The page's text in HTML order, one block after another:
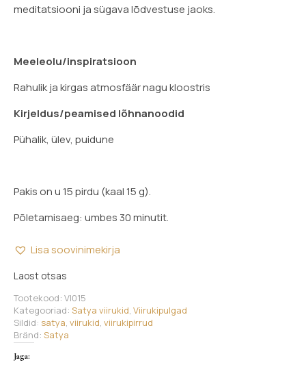
meditatsiooni ja sügava lõdvestuse jaoks.
Meeleolu/inspiratsioon
Rahulik ja kirgas atmosfäär nagu kloostris
Kirjeldus/peamised lõhnanoodid
Pühalik, ülev, puidune
Pakis on u 15 pirdu (kaal 15 g).
Põletamisaeg: umbes 30 minutit.
Lisa soovinimekirja
Laost otsas
Tootekood: VI015
Kategooriad: Satya viirukid, Viirukipulgad
Sildid: satya, viirukid, viirukipirrud
Bränd: Satya
Jaga: